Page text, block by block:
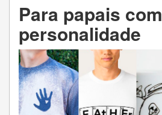
Para papais com
personalidade